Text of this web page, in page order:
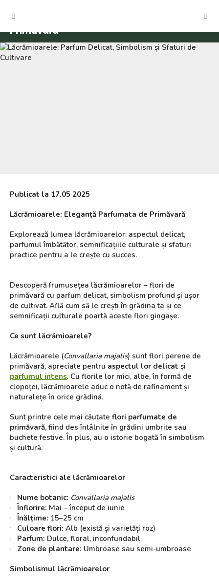
Lăcrămioarele: Eleganță Parfumată de
Primăvară
Publicat la 17.05 2025
Lăcrămioarele: Eleganță Parfumata de Primăvară
Explorează lumea lăcrămioarelor: aspectul delicat,
parfumul îmbătător, semnificațiile culturale și sfaturi
practice pentru a le crește cu succes.
Descoperă frumusețea lăcrămioarelor – flori de
primăvară cu parfum delicat, simbolism profund și ușor
de cultivat. Află cum să le crești în grădina ta și ce
semnificații culturale poartă aceste flori gingașe.
Ce sunt lăcrămioarele?
Lăcrămioarele (Convallaria majalis) sunt flori perene de
primăvară, apreciate pentru aspectul lor delicat și
parfumul intens. Cu florile lor mici, albe, în formă de
clopoței, lăcrămioarele aduc o notă de rafinament și
naturalețe în orice grădină.
Sunt printre cele mai căutate flori parfumate de
primăvară, fiind des întâlnite în grădini umbrite sau
buchete festive. În plus, au o istorie bogată în simbolism
și cultură.
Caracteristici ale lăcrămioarelor
Nume botanic: Convallaria majalis
Înflorire: Mai – început de iunie
Înălțime: 15–25 cm
Culoare flori: Alb (există și varietăți roz)
Parfum: Dulce, floral, inconfundabil
Zone de plantare: Umbroase sau semi-umbroase
Simbolismul lăcrămioarelor